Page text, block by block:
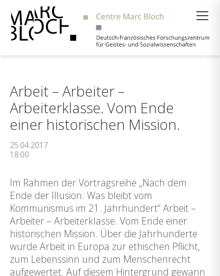
Arbeit – Arbeiter –
Arbeiterklasse. Vom Ende
einer historischen Mission.
25.04.2017
18:00
Im Rahmen der Vortragsreihe „Nach dem
Ende der Illusion: Was bleibt vom
Kommunismus im 21. Jahrhundert“ Arbeit –
Arbeiter – Arbeiterklasse. Vom Ende einer
historischen Mission. Über die Jahrhunderte
wurde Arbeit in Europa zur ethischen Pflicht,
zum Lebenssinn und zum Menschenrecht
aufgewertet. Auf diesem Hintergrund gewann